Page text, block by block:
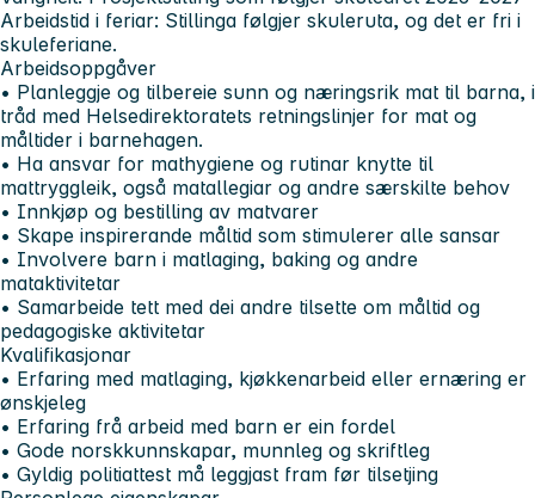
Arbeidstid i feriar: Stillinga følgjer skuleruta, og det er fri i
skuleferiane.
Arbeidsoppgåver
• Planleggje og tilbereie sunn og næringsrik mat til barna, i
tråd med Helsedirektoratets retningslinjer for mat og
måltider i barnehagen.
• Ha ansvar for mathygiene og rutinar knytte til
mattryggleik, også matallegiar og andre særskilte behov
• Innkjøp og bestilling av matvarer
• Skape inspirerande måltid som stimulerer alle sansar
• Involvere barn i matlaging, baking og andre
mataktivitetar
• Samarbeide tett med dei andre tilsette om måltid og
pedagogiske aktivitetar
Kvalifikasjonar
• Erfaring med matlaging, kjøkkenarbeid eller ernæring er
ønskjeleg
• Erfaring frå arbeid med barn er ein fordel
• Gode norskkunnskapar, munnleg og skriftleg
• Gyldig politiattest må leggjast fram før tilsetjing